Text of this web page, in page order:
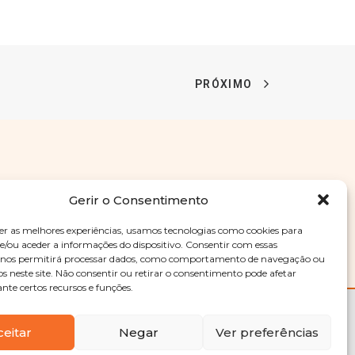
Gerir o Consentimento
as melhores experiências, usamos tecnologias como cookies para
ou aceder a informações do dispositivo. Consentir com essas
permitirá processar dados, como comportamento de navegação ou
neste site. Não consentir ou retirar o consentimento pode afetar
certos recursos e funções.
Negar Ver preferências
PRÓXIMO
Entregas Devoluções Livro de Reclamações